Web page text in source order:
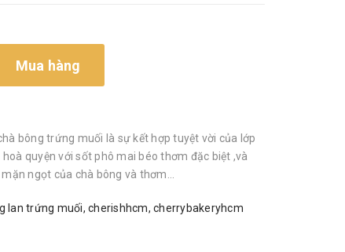
Mua hàng
bông trứng muối là sự kết hợp tuyệt vời của lớp
quyện với sốt phô mai béo thơm đặc biệt ,và
ngọt của chà bông và thơm...
lan trứng muối, cherishhcm, cherrybakeryhcm